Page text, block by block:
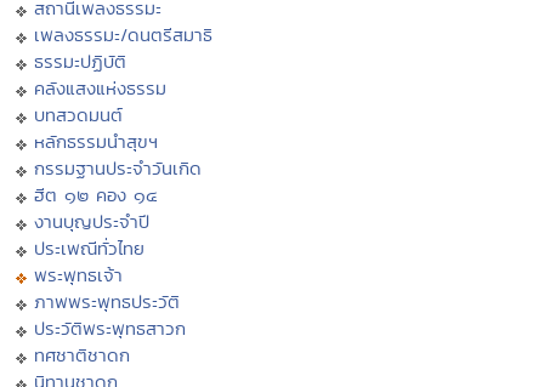
สถานีเพลงธรรมะ
เพลงธรรมะ/ดนตรีสมาธิ
ธรรมะปฏิบัติ
คลังแสงแห่งธรรม
บทสวดมนต์
หลักธรรมนำสุขฯ
กรรมฐานประจำวันเกิด
ฮีต ๑๒ คอง ๑๔
งานบุญประจำปี
ประเพณีทั่วไทย
พระพุทธเจ้า
ภาพพระพุทธประวัติ
ประวัติพระพุทธสาวก
ทศชาติชาดก